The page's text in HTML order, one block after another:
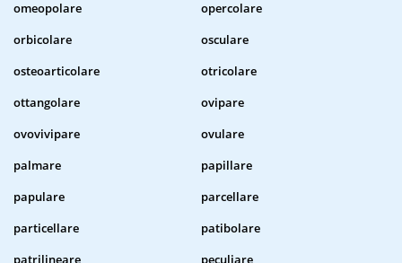
omeopolare
opercolare
orbicolare
osculare
osteoarticolare
otricolare
ottangolare
ovipare
ovovivipare
ovulare
palmare
papillare
papulare
parcellare
particellare
patibolare
patrilineare
peculiare